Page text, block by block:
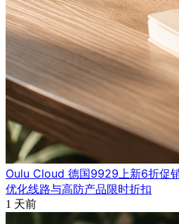
Oulu Cloud 德国9929上新6折促
优化线路与高防产品限时折扣
1 天前